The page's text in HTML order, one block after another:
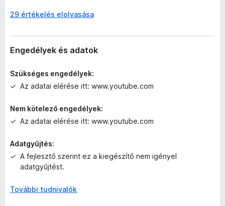
n
k
c
g
o
é
k
e
29 értékelés elolvasása
Engedélyek és adatok
Szükséges engedélyek:
Az adatai elérése itt: www.youtube.com
Nem kötelező engedélyek:
Az adatai elérése itt: www.youtube.com
Adatgyűjtés:
A fejlesztő szerint ez a kiegészítő nem igényel
adatgyűjtést.
További tudnivalók